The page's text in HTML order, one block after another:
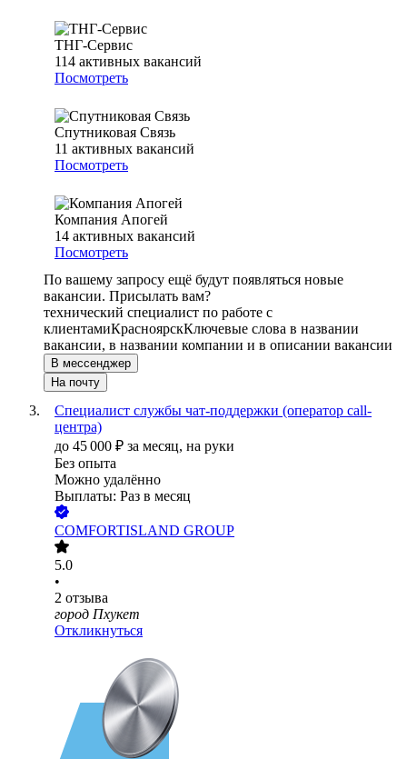
ТНГ-Сервис
114 активных вакансий
Посмотреть
Спутниковая Связь
11 активных вакансий
Посмотреть
Компания Апогей
14 активных вакансий
Посмотреть
По вашему запросу ещё будут появляться новые
вакансии. Присылать вам?
технический специалист по работе с
клиентамиКрасноярскКлючевые слова в названии
вакансии, в названии компании и в описании вакансии
В мессенджер
На почту
Специалист службы чат-поддержки (оператор call-
центра)
до 45 000 ₽ за месяц, на руки
Без опыта
Можно удалённо
Выплаты: Раз в месяц
COMFORTISLAND GROUP
5.0
•
2 отзыва
город Пхукет
Откликнуться